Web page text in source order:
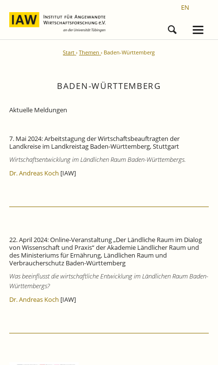
EN
Start Themen Baden-Württemberg
BADEN-WÜRTTEMBERG
Aktuelle Meldungen
7. Mai 2024: Arbeitstagung der Wirtschaftsbeauftragten der
Landkreise im Landkreistag Baden-Württemberg, Stuttgart
Wirtschaftsentwicklung im Ländlichen Raum Baden-Württembergs.
Dr. Andreas Koch [IAW]
22. April 2024: Online-Veranstaltung „Der Ländliche Raum im Dialog
von Wissenschaft und Praxis“ der Akademie Ländlicher Raum und
des Ministeriums für Ernährung, Ländlichen Raum und
Verbraucherschutz Baden-Württemberg
Was beeinflusst die wirtschaftliche Entwicklung im Ländlichen Raum Baden-
Württembergs?
Dr. Andreas Koch [IAW]